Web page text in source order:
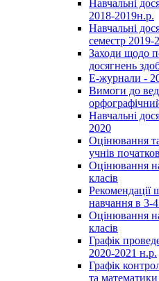
Навчальні
2018-2019н.р.
Навчальні
семестр 2019-
Заходи щодо
досягнень
Е-журнали -
Вимоги до
Навчальні
2020
Оцінювання та
учнів
Оцінювання
класів
Рекомендації
навчання в 3-
Оцінювання
класів
Графік
2020-2021 н.р.
Графік
та